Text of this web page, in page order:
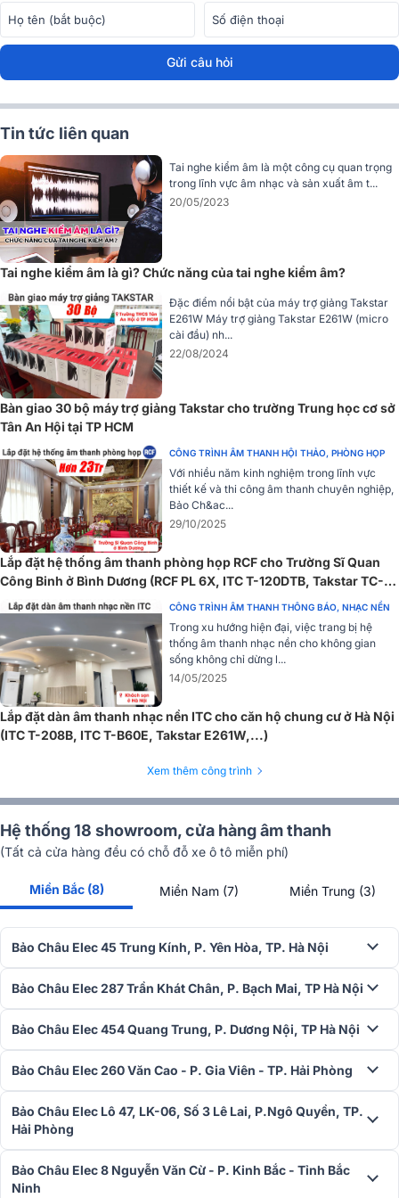
Với thiết kế chụp tai ôm trọn vành tai và công nghệ cách âm tiên
tiến, HP-6000 giảm thiểu tối đa tiếng ồn từ môi trường bên ngoài,
giúp người dùng tập trung hoàn toàn vào âm nhạc hoặc công việc
thu âm mà không bị phân tâm.
Sự thoải mái khi sử dụng
Đệm tai nghe cao cấp cực kỳ mềm mại, kết hợp với băng đô có thể
điều chỉnh linh hoạt, mang lại cảm giác thoải mái ngay cả khi sử
dụng trong thời gian dài. Thiết kế ergonomic đảm bảo tai nghe vừa
vặn với nhiều kích cỡ đầu khác nhau, giảm áp lực lên tai và đầu
người dùng.
Tính linh hoạt và tiện dụng
Dây cáp của HP-6000 có thể tháo rời, dạng xoắn linh hoạt với độ
dài từ 1.2m đến 3m, phù hợp với nhiều tình huống sử dụng khác
nhau. Ngoài ra, tai nghe còn đi kèm đầu chuyển mạ vàng 1/4”, giúp
kết nối linh hoạt với nhiều thiết bị âm thanh chuyên nghiệp.
Độ bền và chất lượng xây dựng
Gửi câu hỏi
Tin tức liên quan
Tai nghe kiểm âm là một công cụ quan trọng
trong lĩnh vực âm nhạc và sản xuất âm t...
20/05/2023
Tai nghe kiểm âm là gì? Chức năng của tai nghe kiểm âm?
Đặc điểm nổi bật của máy trợ giảng Takstar
E261W Máy trợ giảng Takstar E261W (micro
cài đầu) nh...
22/08/2024
Bàn giao 30 bộ máy trợ giảng Takstar cho trường Trung học cơ sở
Tân An Hội tại TP HCM
CÔNG TRÌNH ÂM THANH HỘI THẢO, PHÒNG HỌP
Với nhiều năm kinh nghiệm trong lĩnh vực
thiết kế và thi công âm thanh chuyên nghiệp,
Bảo Ch&ac...
29/10/2025
Lắp đặt hệ thống âm thanh phòng họp RCF cho Trường Sĩ Quan
Công Binh ở Bình Dương (RCF PL 6X, ITC T-120DTB, Takstar TC-
2R, TC-TH)
CÔNG TRÌNH ÂM THANH THÔNG BÁO, NHẠC NỀN
Trong xu hướng hiện đại, việc trang bị hệ
thống âm thanh nhạc nền cho không gian
sống không chỉ dừng l...
14/05/2025
Lắp đặt dàn âm thanh nhạc nền ITC cho căn hộ chung cư ở Hà Nội
(ITC T-208B, ITC T-B60E, Takstar E261W,...)
Xem thêm công trình
Hệ thống 18 showroom, cửa hàng âm thanh
(Tất cả cửa hàng đều có chỗ đỗ xe ô tô miễn phí)
Miền Bắc (8) Miền Nam (7) Miền Trung (3)
Bảo Châu Elec 45 Trung Kính, P. Yên Hòa, TP. Hà Nội
Bảo Châu Elec 287 Trần Khát Chân, P. Bạch Mai, TP Hà Nội
Bảo Châu Elec 454 Quang Trung, P. Dương Nội, TP Hà Nội
Bảo Châu Elec 260 Văn Cao - P. Gia Viên - TP. Hải Phòng
Bảo Châu Elec Lô 47, LK-06, Số 3 Lê Lai, P.Ngô Quyền, TP.
Hải Phòng
Bảo Châu Elec 8 Nguyễn Văn Cừ - P. Kinh Bắc - Tỉnh Bắc
Ninh